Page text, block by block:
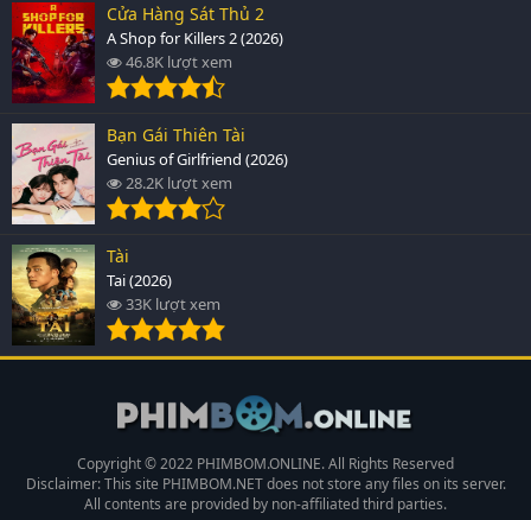
Cửa Hàng Sát Thủ 2
A Shop for Killers 2 (2026)
46.8K lượt xem
Bạn Gái Thiên Tài
Genius of Girlfriend (2026)
28.2K lượt xem
Tài
Tai (2026)
33K lượt xem
Copyright © 2022 PHIMBOM.ONLINE. All Rights Reserved
Disclaimer: This site PHIMBOM.NETdoes not store any files on its server.
All contents are provided by non-affiliated third parties.